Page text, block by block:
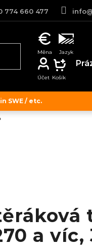
SWE / etc.
774 660 477
NÁKUPNÍ
KOŠÍK
a víc,